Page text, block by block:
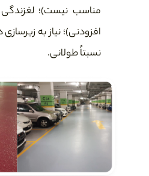
مناسب نیست)؛
افزودنی)؛ نیاز به
نسبتاً طولانی.